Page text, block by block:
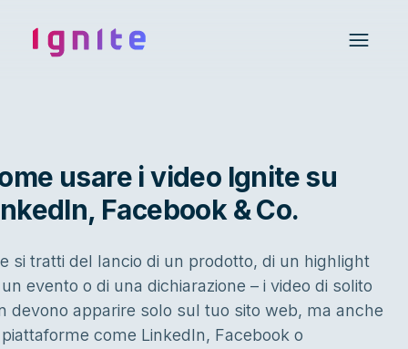
Ignite • Video Experience Cloud
Open
usare i video Ignite su
Facebook & Co.
si tratti del lancio di un prodotto, di un highlight
evento o di una dichiarazione – i video di solito
devono apparire solo sul tuo sito web, ma anche
come LinkedIn, Facebook o